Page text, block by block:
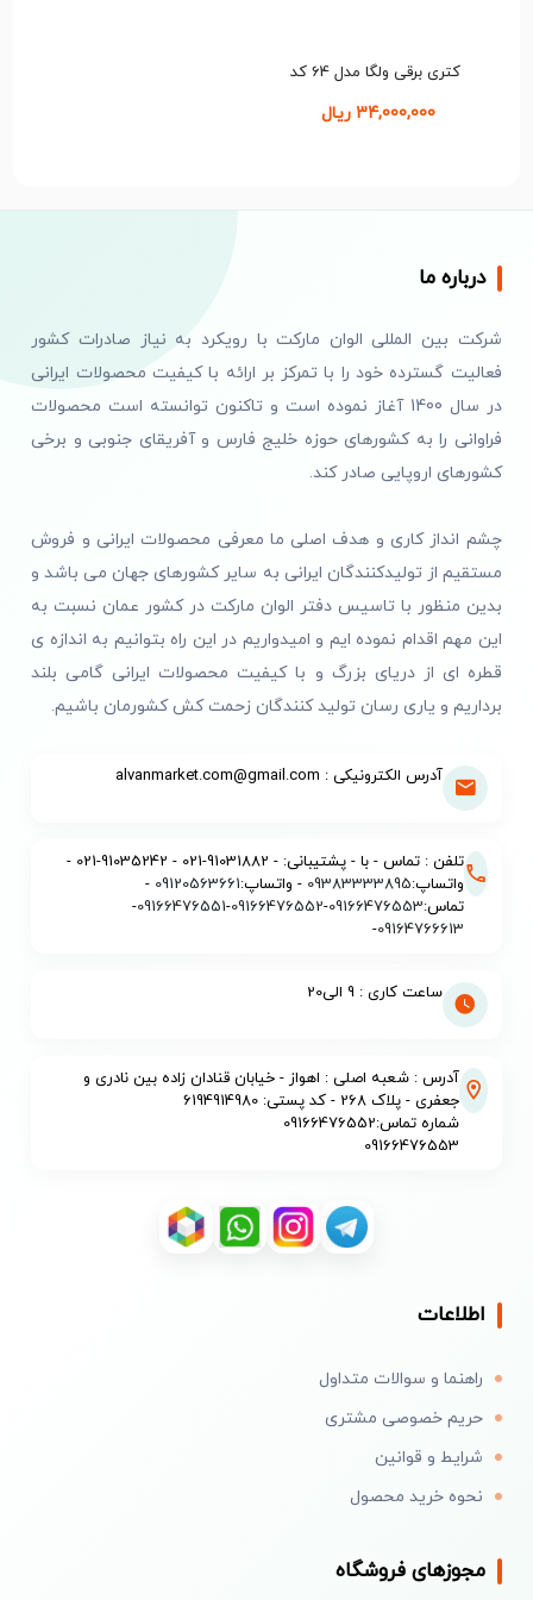
تعیین‌شده نیز می‌تواند باعث فعال شدن سیستم
محافظتی یا وارد شدن فشار به المنت شود.
بررسی توان ۱۵۰۰ وات
توانکتری برقی ولگا
جوشاندن آب در استفاده روزمره در نظر گرفته شده است.
نیست. مقدار آب، دمای اولیه، میزان رسوب داخل مخزن،
ولتاژ برق و شرایط محیط نیز بر زمان آماده‌سازی تأثیر
می‌گذارند. مخزن کاملاً پر در مقایسه با یک یا دو فنجان
آب، به زمان بیشتری نیاز خواهد داشت.
جوشاندن تنها مقدار موردنیاز علاوه بر کاهش زمان انتظار،
از مصرف غیرضروری برق جلوگیری می‌کند. اگر فقط برای
ضرورتی ندارد.
کتری باید به پریز سالم متصل شود. وسایل برقی پرمصرف
مانند کتری نباید همراه چند دستگاه دیگر روی رابط
پریز نیز باید فاقد بریدگی، سوختگی یا لقی باشند. منابع
رسمی ایمنی برق توصیه می‌کنند تجهیزات پیش از
استفاده از نظر آسیب ظاهری کابل و دوشاخه بررسی
شوند.
بدنه استیل ضدزنگ ۳۰۴
بدنه داخلی و خارجی
ضدزنگ ۳۰۴ معرفی شده است. استفاده از استیل در
نظافت بخش داخلی را ساده‌تر می‌کند.
کتری برقی ولگا مدل 64 کد
34,000,000 ریال
درباره ما
شرکت بین المللی الوان مارکت با رویکرد به نیاز صادرات کشور
فعالیت گسترده خود را با تمرکز بر ارائه با کیفیت محصولات ایرانی
در سال 1400 آغاز نموده است و تاکنون توانسته است محصولات
فراوانی را به کشورهای حوزه خلیج فارس و آفریقای جنوبی و برخی
کشورهای اروپایی صادر کند.
چشم انداز کاری و هدف اصلی ما معرفی محصولات ایرانی و فروش
مستقیم از تولیدکنندگان ایرانی به سایر کشورهای جهان می باشد و
بدین منظور با تاسیس دفتر الوان مارکت در کشور عمان نسبت به
این مهم اقدام نموده ایم و امیدواریم در این راه بتوانیم به اندازه ی
قطره ای از دریای بزرگ و با کیفیت محصولات ایرانی گامی بلند
برداریم و یاری رسان تولید کنندگان زحمت کش کشورمان باشیم.
آدرس الکترونیکی : alvanmarket.com@gmail.com
تلفن : تماس - با - پشتیبانی: - 91031882-021 - 91035242-021 -
واتساپ:09383333895 - واتساپ:09120563661
-
تماس:09166476553
-
09166476552
-
09166476551
-
09164766613
-
ساعت کاری : 9 الی20
آدرس : شعبه اصلی : اهواز - خیابان قنادان زاده بین نادری و
جعفری - پلاک 268 - کد پستی: 6194914980
شماره تماس:09166476552
09166476553
اطلاعات
راهنما و سوالات متداول
حریم خصوصی مشتری
شرایط و قوانین
نحوه خرید محصول
مجوزهای فروشگاه